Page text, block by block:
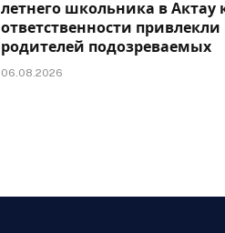
летнего школьника в Актау
ответственности привлекли
родителей подозреваемых
06.08.2026